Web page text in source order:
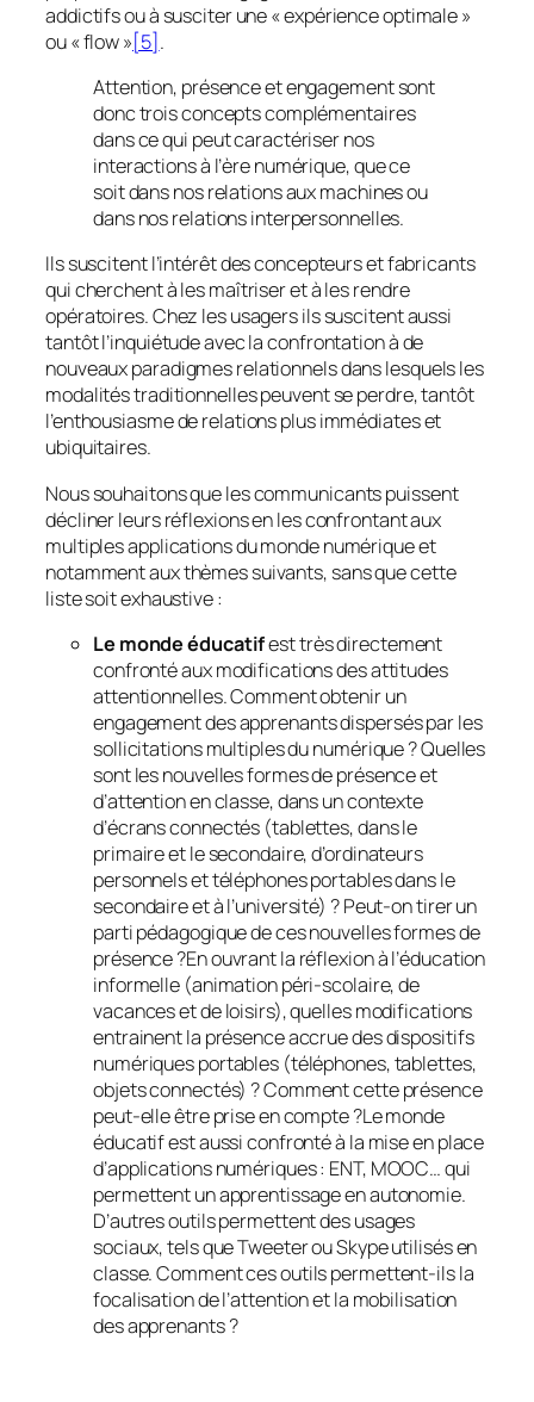
addictifs ou à susciter une «expérience optimale»
ou «flow»[5].
Attention, présence et engagement sont
donc trois concepts complémentaires
dans ce qui peut caractériser nos
interactions à l’ère numérique, que ce
soit dans nos relations aux machines ou
dans nos relations interpersonnelles.
Ils suscitent l’intérêt des concepteurs et fabricants
qui cherchent à les maîtriser et à les rendre
opératoires. Chez les usagers ils suscitent aussi
tantôt l’inquiétude avec la confrontation à de
nouveaux paradigmes relationnels dans lesquels les
modalités traditionnelles peuvent se perdre, tantôt
l’enthousiasme de relations plus immédiates et
ubiquitaires.
Nous souhaitons que les communicants puissent
décliner leurs réflexions en les confrontant aux
multiples applications du monde numérique et
notamment aux thèmes suivants, sans que cette
liste soit exhaustive :
Le monde éducatifest très directement
confronté aux modifications des attitudes
attentionnelles. Comment obtenir un
engagement des apprenants dispersés par les
sollicitations multiples du numérique ? Quelles
sont les nouvelles formes de présence et
d’attention en classe, dans un contexte
d’écrans connectés (tablettes, dans le
primaire et le secondaire, d’ordinateurs
personnels et téléphones portables dans le
secondaire et à l’université) ? Peut-on tirer un
parti pédagogique de ces nouvelles formes de
présence ?En ouvrant la réflexion à l’éducation
informelle (animation péri-scolaire, de
vacances et de loisirs), quelles modifications
entrainent la présence accrue des dispositifs
numériques portables (téléphones, tablettes,
objets connectés) ? Comment cette présence
peut-elle être prise en compte ?Le monde
éducatif est aussi confronté à la mise en place
d’applications numériques : ENT, MOOC… qui
permettent un apprentissage en autonomie.
D’autres outils permettent des usages
sociaux, tels que Tweeter ou Skype utilisés en
classe. Comment ces outils permettent-ils la
focalisation de l’attention et la mobilisation
des apprenants ?